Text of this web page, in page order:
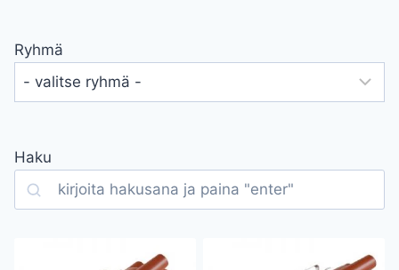
Ryhmä
Haku
Search